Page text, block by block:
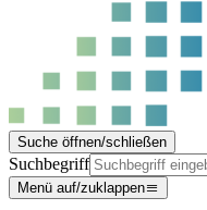
Suche öffnen/schließen
Suchbegriff
Menü auf/zuklappen